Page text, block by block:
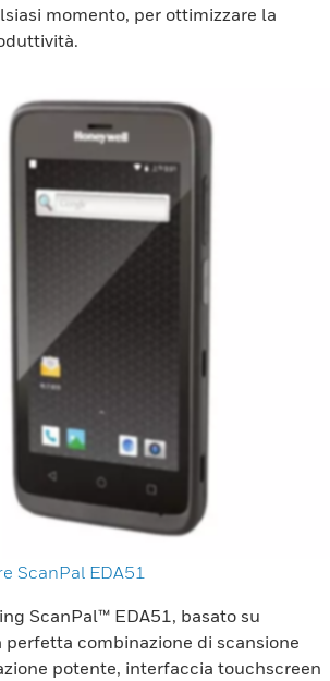
momento, per ottimizzare la
ScanPal EDA51
ScanPal™ EDA51, basato su
combinazione di scansione
potente, interfaccia touchscreen